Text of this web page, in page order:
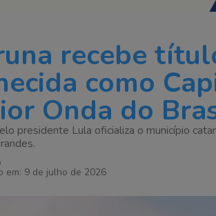
recebe
como
Onda do
presidente Lula oficializa o município
em: 9 de julho de 2026